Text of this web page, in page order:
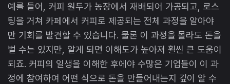
예를 들어, 커피 원두가 농장에서 재배되어 가공되고, 로스
팅을 거쳐 카페에서 커피로 제공되는 전체 과정을 알아야
만 기회를 발견할 수 있습니다. 물론 이 과정을 몰라도 돈을
벌 수는 있지만, 알게 되면 이해도가 높아져 훨씬 큰 도움이
되죠. 커피의 일생을 이해한 후에야 수많은 기업들이 이 과
정에 참여하여 어떤 식으로 돈을 만들어내는지 깊이 알 수